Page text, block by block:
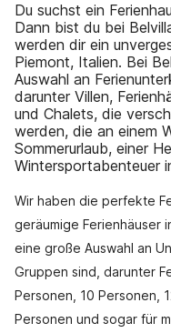
Du suchst ein
Dann bist du bei
werden dir ein
Piemont, Italien. Bei
Auswahl an
darunter Villen,
und Chalets, die
werden, die an einem
Sommerurlaub, einer
Wintersportabenteuer
Wir haben die perfekte
geräumige Ferienhäuser
eine große Auswahl an
Gruppen sind, darunter
Personen, 10 Personen,
Personen und sogar für